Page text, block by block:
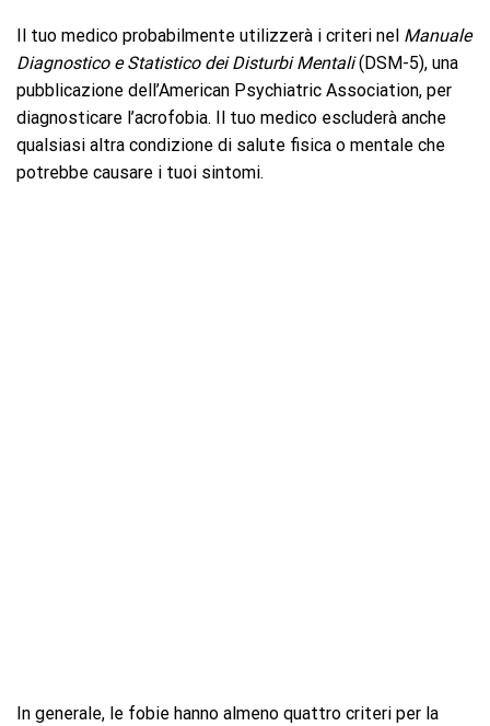
Il tuo medico probabilmente utilizzerà i criteri nel Manuale
Diagnostico e Statistico dei Disturbi Mentali(DSM-5), una
pubblicazione dell’American Psychiatric Association, per
diagnosticare l’acrofobia. Il tuo medico escluderà anche
qualsiasi altra condizione di salute fisica o mentale che
potrebbe causare i tuoi sintomi.
In generale, le fobie hanno almeno quattro criteri per la